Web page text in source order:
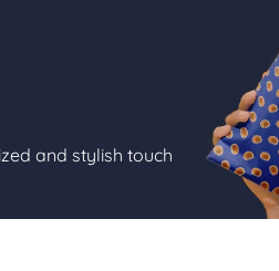
and stylish touch